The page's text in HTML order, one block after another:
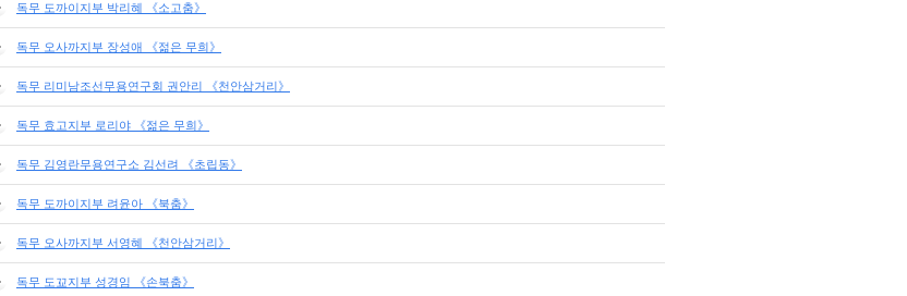
독무 도까이지부 박리혜 《소고춤》
독무 오사까지부 장성애 《젊은 무희》
독무 리미남조선무용연구회 권안리 《천안삼거리》
독무 효고지부 로리야 《젊은 무희》
독무 김영란무용연구소 김선려 《초립동》
독무 도까이지부 려윤아 《북춤》
독무 오사까지부 서영혜 《천안삼거리》
독무 도꾜지부 성경임 《손북춤》